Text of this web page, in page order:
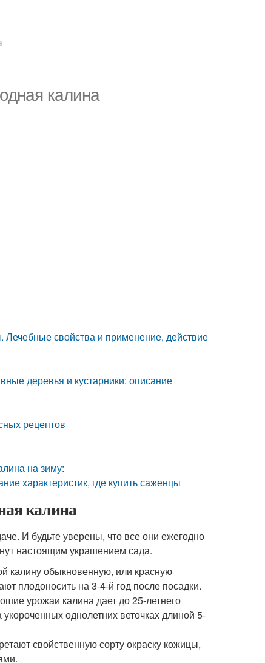
калина
свойства и применение, действие
деревья и кустарники: описание
рецептов
на зиму:
характеристик, где купить саженцы
калина
И будьте уверены, что все они ежегодно
настоящим украшением сада.
калину обыкновенную, или красную
плодоносить на 3-4-й год после посадки.
урожаи калина дает до 25-летнего
однолетних веточках длиной 5-
свойственную сорту окраску кожицы,